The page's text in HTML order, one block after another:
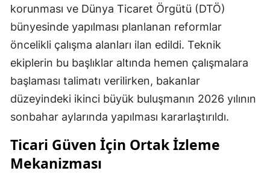
korunması ve Dünya Ticaret Örgütü (DTÖ)
bünyesinde yapılması planlanan reformlar
öncelikli çalışma alanları ilan edildi. Teknik
ekiplerin bu başlıklar altında hemen çalışmalara
başlaması talimatı verilirken, bakanlar
düzeyindeki ikinci büyük buluşmanın 2026 yılının
sonbahar aylarında yapılması kararlaştırıldı.
Ticari Güven İçin Ortak İzleme
Mekanizması